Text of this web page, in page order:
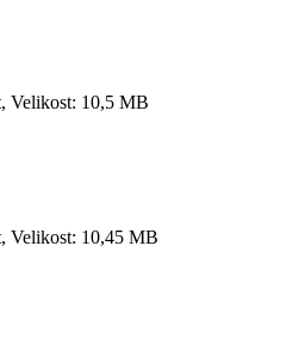
Velikost: 10,5 MB
Velikost: 10,45 MB